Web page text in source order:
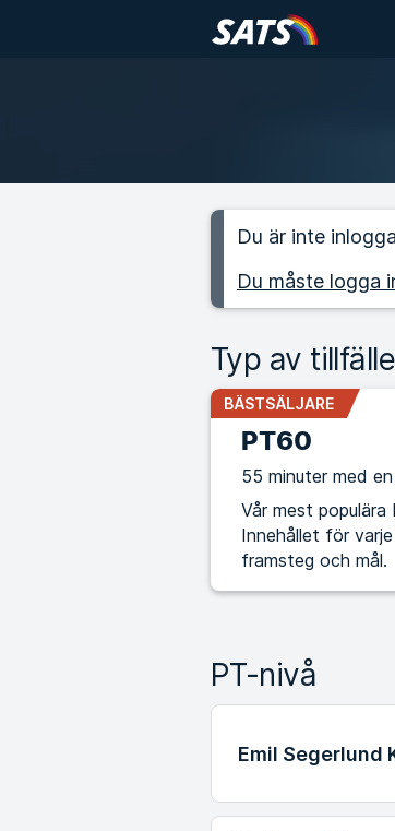
Du är inte
Du måste logga
Typ av tillfälle
PT60
BÄSTSÄLJARE
55 minuter med
Vår mest
Innehållet för
framsteg och mål.
PT-nivå
Emil Segerlund